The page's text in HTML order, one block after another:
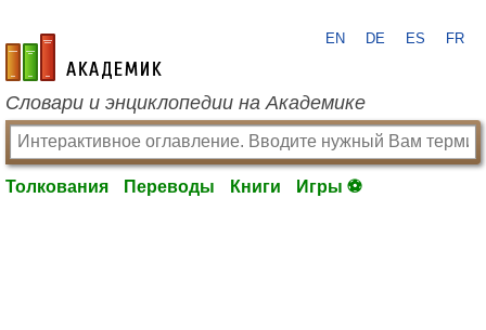
academic.ru
EN DE ES FR
Словари и энциклопедии на Академике
Толкования Переводы Книги Игры ⚽